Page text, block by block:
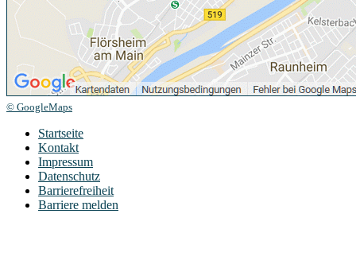
© GoogleMaps
Startseite
Kontakt
Impressum
Datenschutz
Barrierefreiheit
Barriere melden